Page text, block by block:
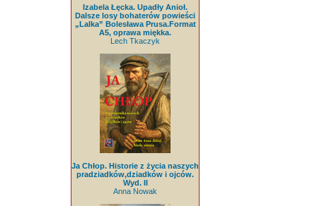
Izabela Łęcka. Upadły Anioł.
Dalsze losy bohaterów powieści
„Lalka” Bolesława Prusa.Format
A5, oprawa miękka.
Lech Tkaczyk
Ja Chłop. Historie z życia naszych
pradziadków,dziadków i ojców.
Wyd. II
Anna Nowak